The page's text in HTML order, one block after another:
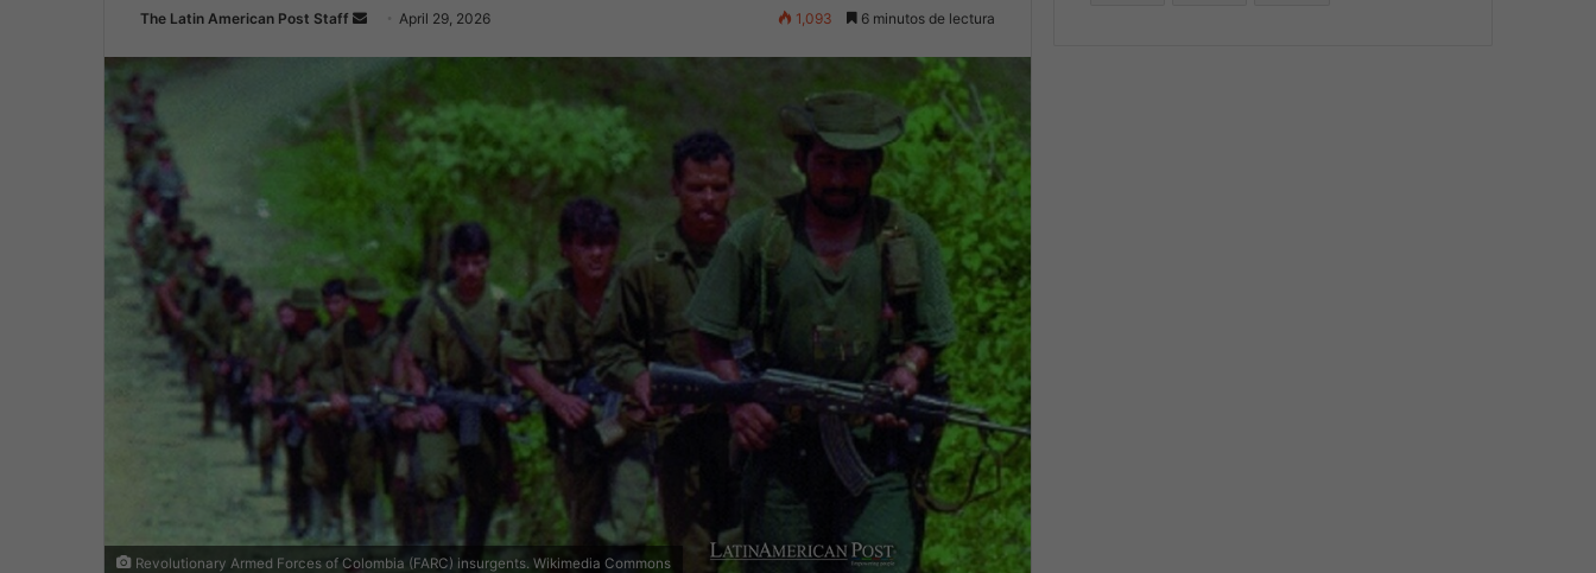
The Latin American Post Staff
Send
email
April 29, 2026 1,093 6 minutos de lectura
Revolutionary Armed Forces of Colombia (FARC) insurgents. Wikimedia Commons